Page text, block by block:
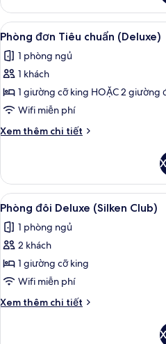
Phòng
Tiêu
chuẩn
(Deluxe)
Xem
tất
cả
ảnh
Phòng
đơn
Tiêu
chuẩn
13
Phòng đơn Tiêu chuẩn (Deluxe)
1 phòng ngủ
1 khách
1 giường cỡ king HOẶC 2 giường
Wifi miễn phí
Xem thêm chi tiết
Chi
Phòng
đơn
Tiêu
chuẩn
(Deluxe)
Xem
tất
cả
ảnh
Phòng
đôi
Deluxe
(Silken
8
Phòng đôi Deluxe (Silken Club)
1 phòng ngủ
2 khách
1 giường cỡ king
Wifi miễn phí
Xem thêm chi tiết
Chi